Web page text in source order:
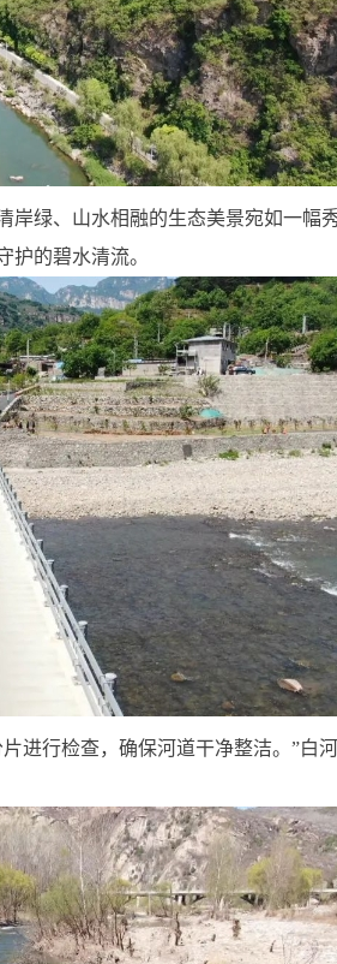
绿、山水相融的生态美景宛如一幅
护的碧水清流。
进行检查，确保河道干净整洁。”白